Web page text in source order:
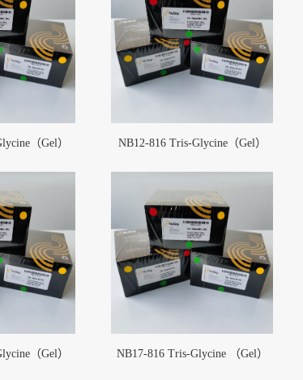
More
（Gel） NB12-816 Tris-Glycine（Gel）
（Gel） NB17-816 Tris-Glycine （Gel）